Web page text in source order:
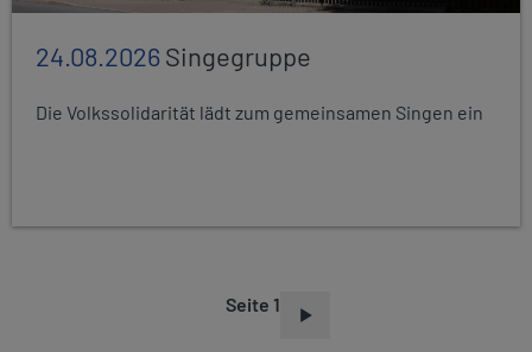
24.08.2026Singegruppe
Die Volkssolidarität lädt zum gemeinsamen Singen ein
Seite 1